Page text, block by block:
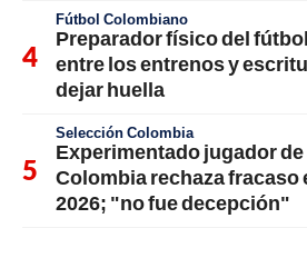
Fútbol Colombiano
Preparador físico del
entre los entrenos y
dejar huella
Selección Colombia
Experimentado jugador
Colombia rechaza fracaso
2026; "no fue decepción"